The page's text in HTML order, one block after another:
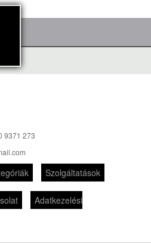
9371 273
Szolgáltatások
Adatkezelési